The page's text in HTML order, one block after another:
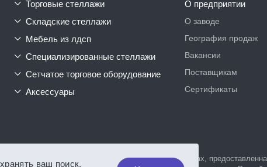
торговые стеллажи
складские стеллажи
мебель из лдсп
специализированные стеллажи
сетчатое торговое оборудование
аксессуары
О предприятии
О заводе
География продаж
Вакансии
Поставщикам
Сертификаты
сайт, а также вся информация о товарах и ценах,
ваш поиск,